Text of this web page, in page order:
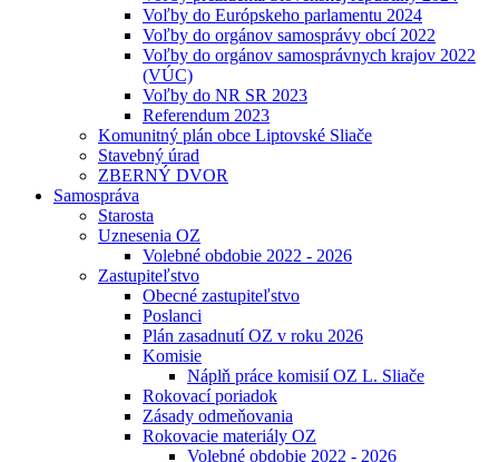
Voľby do Európskeho parlamentu 2024
Voľby do orgánov samosprávy obcí 2022
Voľby do orgánov samosprávnych krajov 2022
(VÚC)
Voľby do NR SR 2023
Referendum 2023
Komunitný plán obce Liptovské Sliače
Stavebný úrad
ZBERNÝ DVOR
Samospráva
Starosta
Uznesenia OZ
Volebné obdobie 2022 - 2026
Zastupiteľstvo
Obecné zastupiteľstvo
Poslanci
Plán zasadnutí OZ v roku 2026
Komisie
Náplň práce komisií OZ L. Sliače
Rokovací poriadok
Zásady odmeňovania
Rokovacie materiály OZ
Volebné obdobie 2022 - 2026